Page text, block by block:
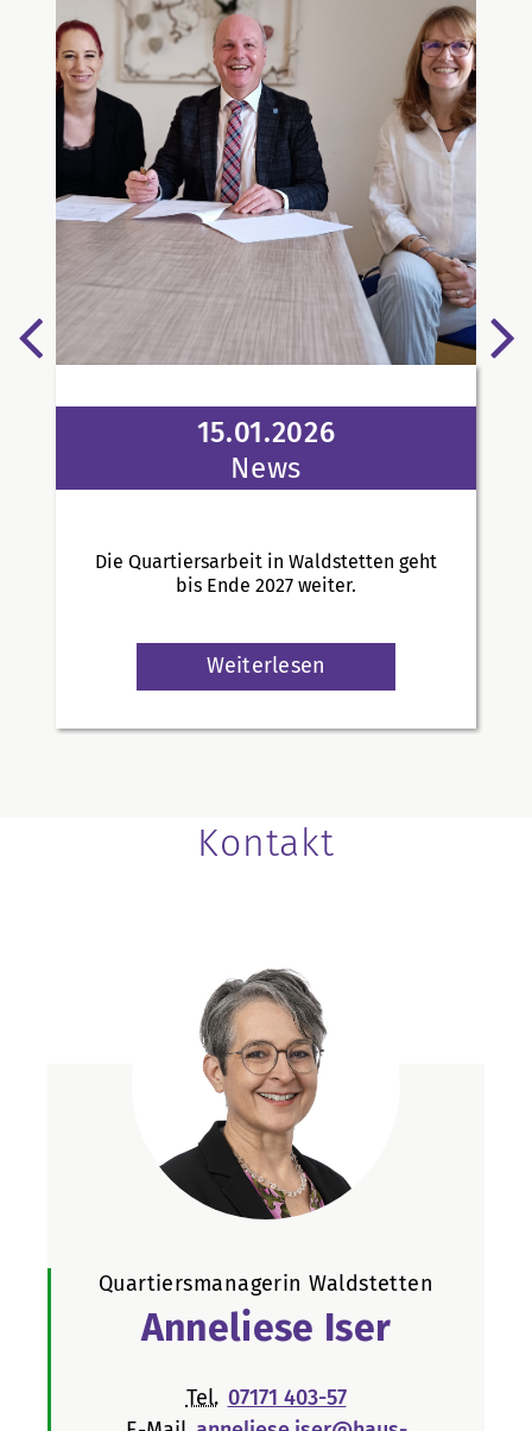
15.01.2026
News
Die Quartiersarbeit in Waldstetten geht
bis Ende 2027 weiter.
Weiterlesen
Kontakt
Quartiersmanagerin Waldstetten
Anneliese Iser
Tel. 07171 403-57